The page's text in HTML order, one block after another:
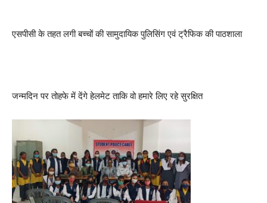
एसपीसी के तहत लगी बच्चों की सामुदायिक पुलिसिंग एवं ट्रैफिक की पाठशाला
जन्मदिन पर तोहफे में देंगे हेलमेट ताकि वो हमारे लिए रहे सुरक्षित